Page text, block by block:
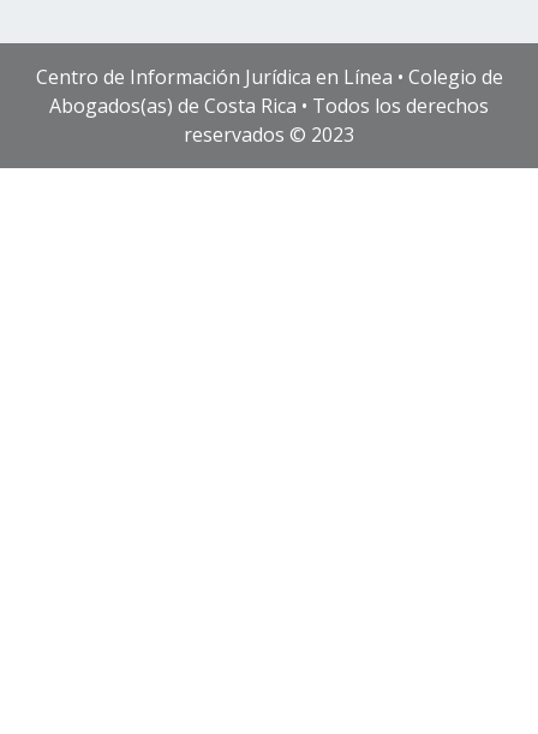
Centro de Información Jurídica en Línea • Colegio de
Abogados(as) de Costa Rica • Todos los derechos
reservados © 2023